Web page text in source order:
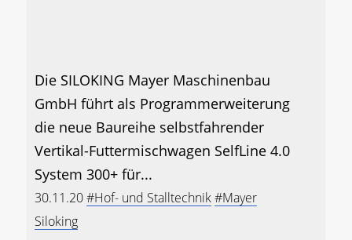
Die SILOKING Mayer Maschinenbau
GmbH führt als Programmerweiterung
die neue Baureihe selbstfahrender
Vertikal-Futtermischwagen SelfLine 4.0
System 300+ für...
30.11.20#Hof- und Stalltechnik#Mayer
Siloking